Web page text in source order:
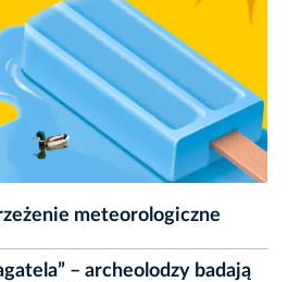
meteorologiczne
– archeolodzy badają